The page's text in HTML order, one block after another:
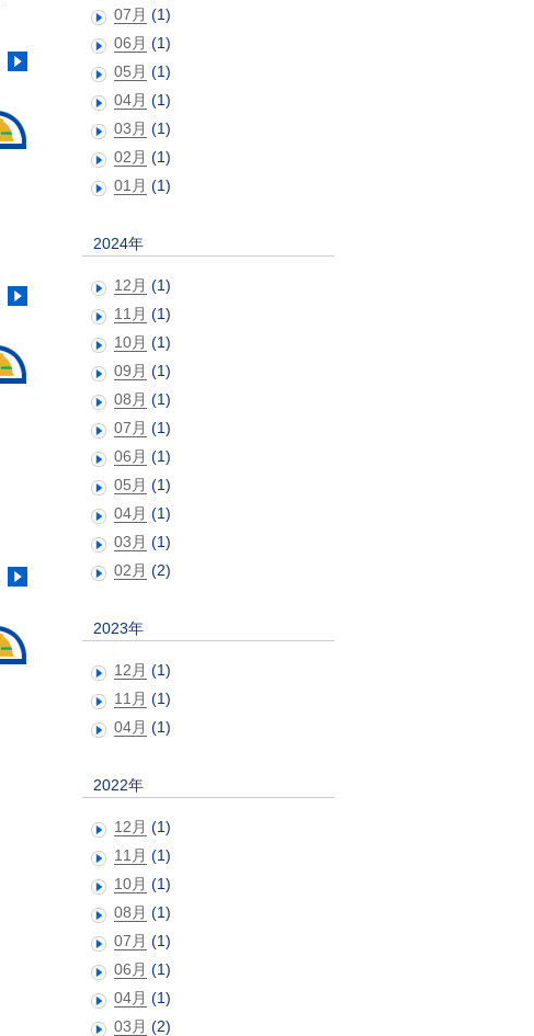
07月 (1)
06月 (1)
05月 (1)
04月 (1)
03月 (1)
02月 (1)
01月 (1)
2024年
12月 (1)
11月 (1)
10月 (1)
09月 (1)
08月 (1)
07月 (1)
06月 (1)
05月 (1)
04月 (1)
03月 (1)
02月 (2)
2023年
12月 (1)
11月 (1)
04月 (1)
2022年
12月 (1)
11月 (1)
10月 (1)
08月 (1)
07月 (1)
06月 (1)
04月 (1)
03月 (2)